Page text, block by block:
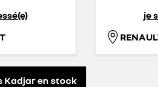
je
Kadjar en stock